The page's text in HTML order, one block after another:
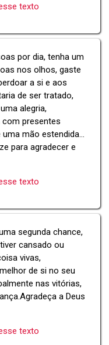
texto
por dia, tenha um
nos olhos, gaste
a si e aos
de ser tratado,
alegria,
com presentes
mão estendida...
para agradecer e
texto
segunda chance,
cansado ou
vivas,
de si no seu
nas vitórias,
a Deus
texto